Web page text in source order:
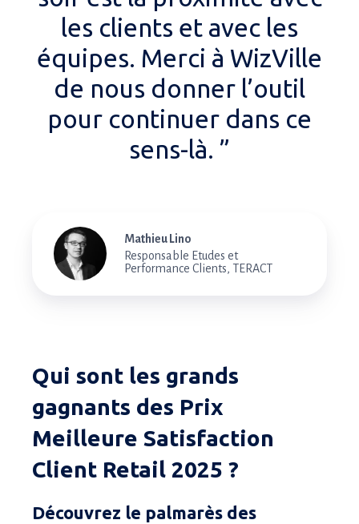
les clients et avec les
équipes. Merci à WizVille
de nous donner l’outil
pour continuer dans ce
sens-là. ”
Mathieu Lino
Responsable Etudes et
Performance Clients, TERACT
Qui sont les grands
gagnants des Prix
Meilleure Satisfaction
Client Retail 2025 ?
Découvrez le palmarès des